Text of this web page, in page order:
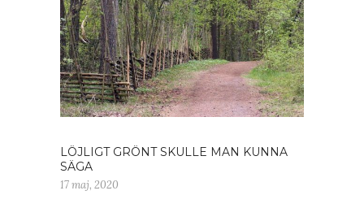
LÖJLIGT GRÖNT SKULLE MAN KUNNA
SÄGA
17 maj, 2020